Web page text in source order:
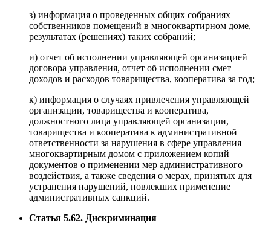
з) информация о проведенных общих собраниях
собственников помещений в многоквартирном доме,
результатах (решениях) таких собраний;
и) отчет об исполнении управляющей организацией
договора управления, отчет об исполнении смет
доходов и расходов товарищества, кооператива за год;
к) информация о случаях привлечения управляющей
организации, товарищества и кооператива,
должностного лица управляющей организации,
товарищества и кооператива к административной
ответственности за нарушения в сфере управления
многоквартирным домом с приложением копий
документов о применении мер административного
воздействия, а также сведения о мерах, принятых для
устранения нарушений, повлекших применение
административных санкций.
Статья 5.62. Дискриминация